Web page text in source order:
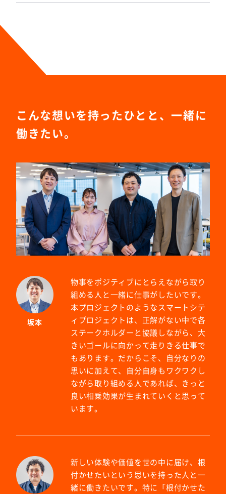
こんな想いを持ったひとと、一緒に
働きたい。
坂本
物事をポジティブにとらえながら取り
組める人と一緒に仕事がしたいです。
本プロジェクトのようなスマートシテ
ィプロジェクトは、正解がない中で各
ステークホルダーと協議しながら、大
きいゴールに向かって走りきる仕事で
もあります。だからこそ、自分なりの
思いに加えて、自分自身もワクワクし
ながら取り組める人であれば、きっと
良い相乗効果が生まれていくと思って
います。
新しい体験や価値を世の中に届け、根
付かせたいという思いを持った人と一
緒に働きたいです。特に「根付かせた